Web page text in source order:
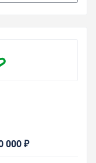
000 ₽